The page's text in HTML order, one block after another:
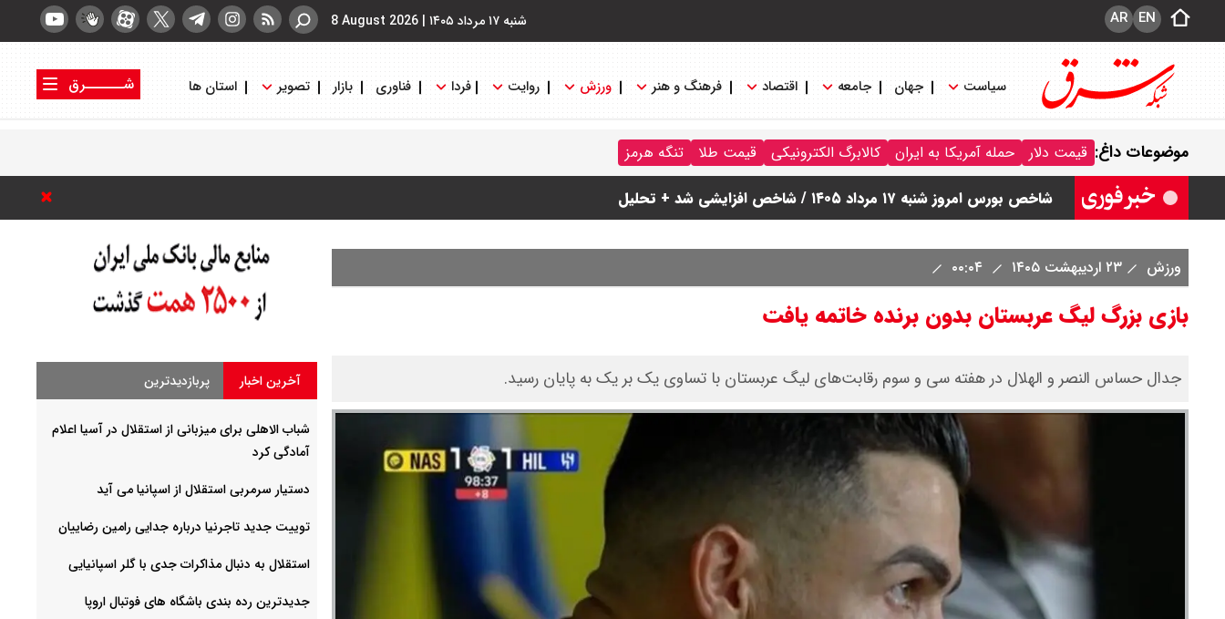
شنبه ۱۷ مرداد ۱۴۰۵ |
8 August 2026 EN
AR
سیاست جهان جامعه اقتصاد فرهنگ و هنر ورزش روایت فردا فناوری بازار تصویر استان ها
شــــــرق
موضوعات داغ: قیمت دلار حمله آمریکا به ایران کالابرگ الکترونیکی قیمت طلا تنگه هرمز
قیمت محصولات ایران خودرو امروز شنبه ۱۷ مرداد ۱۴۰۵ / قیمت دنا چند ؟ + جدول
ثبت نام سایپا از امروز ۱۷ مرداد ۱۴۰۵ آغاز شد / خرید کوییک با پیش پرداخت ۵۰۰ میلیون تومان + لینک
شاخص بورس امروز شنبه ۱۷ مرداد ۱۴۰۵ / شاخص افزایشی شد + تحلیل
قیمت نفت امروز شنبه ۱۷ مرداد ۱۴۰۵ / نفت صعودی شد + جدول
ورزش ۲۳ اردیبهشت ۱۴۰۵
بازی بزرگ لیگ عربستان بدون برنده خاتمه یافت
جدال حساس النصر و الهلال در هفته سی و سوم رقابت‌های لیگ عربستان با تساوی یک بر یک به پایان رسید. آخرین اخبار پربازدیدترین
شباب الاهلی برای میزبانی از استقلال در آسیا اعلام
آمادگی کرد
دستیار سرمربی استقلال از اسپانیا می آید
توییت جدید تاجرنیا درباره جدایی رامین رضاییان
استقلال به دنبال مذاکرات جدی با گلر اسپانیایی
جدیدترین رده بندی باشگاه های فوتبال اروپا